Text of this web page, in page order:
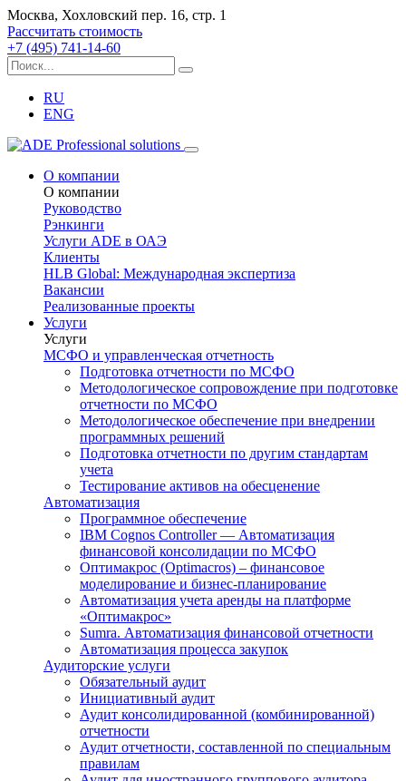
Москва, Хохловский пер. 16, стр. 1
Рассчитать стоимость
+7 (495) 741-14-60
RU
ENG
О компании
О компании
Руководство
Рэнкинги
Услуги ADE в ОАЭ
Клиенты
HLB Global: Международная экспертиза
Вакансии
Реализованные проекты
Услуги
Услуги
МСФО и управленческая отчетность
Подготовка отчетности по МСФО
Методологическое сопровождение при подготовке
отчетности по МСФО
Методологическое обеспечение при внедрении
программных решений
Подготовка отчетности по другим стандартам
учета
Тестирование активов на обесценение
Автоматизация
Программное обеспечение
IBM Cognos Controller — Автоматизация
финансовой консолидации по МСФО
Оптимакрос (Optimacros) – финансовое
моделирование и бизнес-планирование
Автоматизация учета аренды на платформе
«Оптимакрос»
Sumra. Автоматизация финансовой отчетности
Автоматизация процесса закупок
Аудиторские услуги
Обязательный аудит
Инициативный аудит
Аудит консолидированной (комбинированной)
отчетности
Аудит отчетности, составленной по специальным
правилам